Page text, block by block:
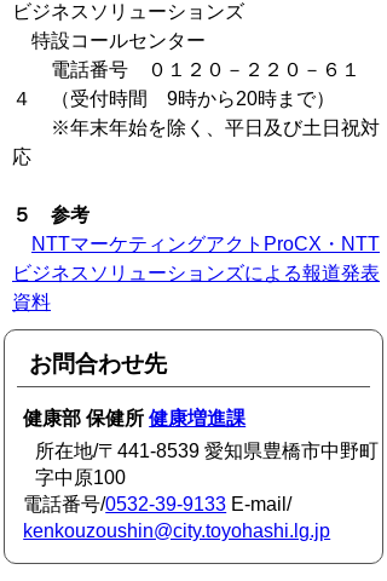
ビジネスソリューションズ
特設コールセンター
電話番号 ０１２０－２２０－６１
４ （受付時間 9時から20時まで）
※年末年始を除く、平日及び土日祝対
応
５ 参考
NTTマーケティングアクトProCX・NTT
ビジネスソリューションズによる報道発表
資料
お問合わせ先
健康部 保健所健康増進課
所在地/〒441-8539 愛知県豊橋市中野町
字中原100
電話番号/0532-39-9133 E-mail/
kenkouzoushin@city.toyohashi.lg.jp